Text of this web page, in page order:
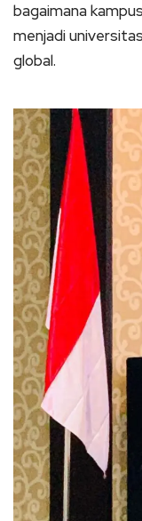
bagaimana
menjadi
global.